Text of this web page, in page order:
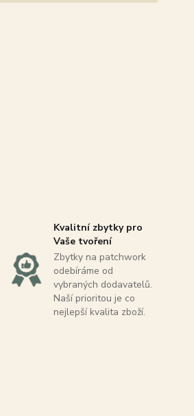
Kvalitní zbytky pro
Vaše tvoření
Zbytky na patchwork
odebíráme od
vybraných dodavatelů.
Naší prioritou je co
nejlepší kvalita zboží.